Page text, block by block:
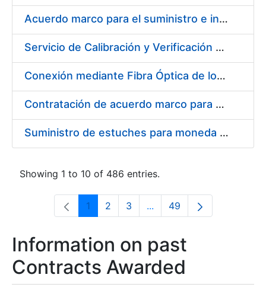
Acuerdo marco para el suministro e instalación de persianas, estores y otros complementos
Servicio de Calibración y Verificación Externa de los Equipos de Medición del Servicio de Prevención de la FNMT-RCM
Conexión mediante Fibra Óptica de los Centros de Proceso de Datos (CPDs) de las sedes de la FNMT-RCM de Burgos y Madrid
Contratación de acuerdo marco para el Suministro de Material de Electricidad para la Fábrica Nacional de Moneda y Timbre-Real Casa de la Moneda en su centro de trabajo de Burgos
Suministro de estuches para moneda de 30 €
Showing 1 to 10 of 486 entries.
Page
1 Page
2 Page
3 ...Intermediate Pages Use
Page
49
Information on past
Contracts Awarded